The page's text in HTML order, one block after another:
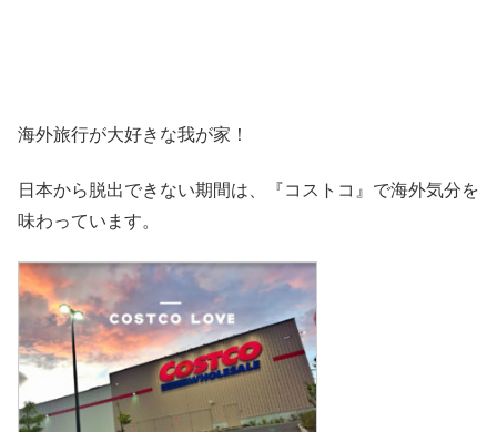
海外旅行が大好きな我が家！
日本から脱出できない期間は、『コストコ』 で海外気分を
味わっています。